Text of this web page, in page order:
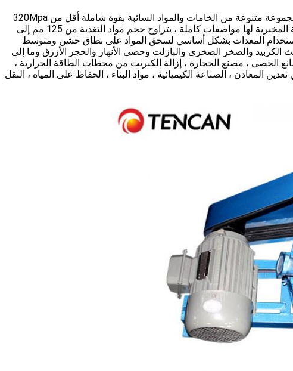
تستخدم كسارة الفك المخبرية بشكل أساسي لسحق مجموعة متنوعة من الخامات والمواد السائبة بقوة شاملة أقل من 320Mpa
في الحبيبات المتوسطة.سلسلة PE من الكسارة الفكية المخبرية لها مواصفات كاملة ، يتراوح حجم مواد التغذية من 125 مم إلى
استخدام المعدات بشكل أساسي لسحق المواد على نطاق خشن ومتوسط
الكربيد والصخر الصخري والبازلت وحصى الأنهار والحجر الأزرق وما إلى
الحصى ، مصنع الحجارة ، إزالة الكبريت من محطات الطاقة الحرارية ،
المعادن ، الصناعة الكيميائية ، مواد البناء ، الحفاظ على المياه ، النقل